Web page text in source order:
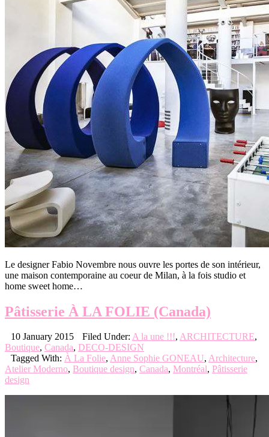
Le designer Fabio Novembre nous ouvre les portes de son intérieur,
une maison contemporaine au coeur de Milan, à la fois studio et
home sweet home…
Pâtisserie À LA FOLIE (Canada)
10 January 2015 Filed Under: A la une !!!, ARCHITECTURE,
Boutique, Canada, DECO-DESIGN
Tagged With: À La Folie, Anne Sophie GONEAU, Architecture,
Atelier Moderno, Boutique design, Canada, Montréal, Pâtisserie
design